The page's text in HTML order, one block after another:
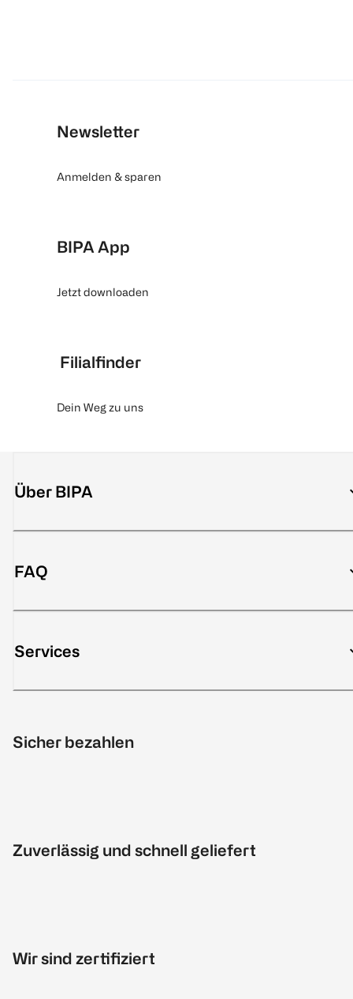
Newsletter
Anmelden & sparen
BIPA App
Jetzt downloaden
Filialfinder
Dein Weg zu uns
Über BIPA
FAQ
Services
Sicher bezahlen
Zuverlässig und schnell geliefert
Wir sind zertifiziert